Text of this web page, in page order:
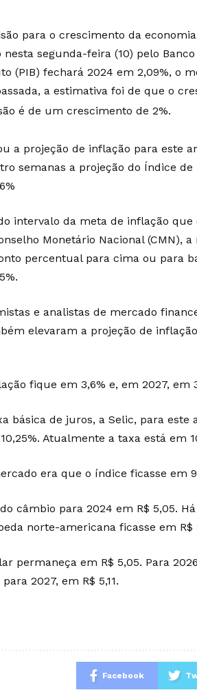
para o crescimento da
segunda-feira (10) pelo Banco
(PIB) fechará 2024 em 2,09%, o
a estimativa foi de que o
é de um crescimento de 2%.
a projeção de inflação para este
semanas a projeção do Índice de
intervalo da meta de inflação que
Monetário Nacional (CMN), a
percentual para cima ou para
e analistas de mercado
elevaram a projeção de
fique em 3,6% e, em 2027, em
básica de juros, a Selic, para este
Atualmente a taxa está em
era que o índice ficasse em
câmbio para 2024 em R$ 5,05.
norte-americana ficasse em R$
permaneça em R$ 5,05. Para
2027, em R$ 5,11.
Facebook